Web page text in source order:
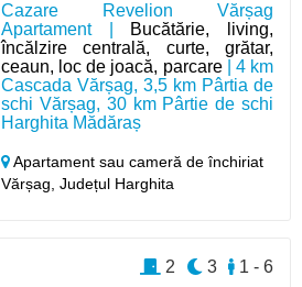
Cazare Revelion Vărșag
Apartament | Bucătărie, living,
încălzire centrală, curte, grătar,
ceaun, loc de joacă, parcare| 4 km
Cascada Vărșag, 3,5 km Pârtia de
schi Vărșag, 30 km Pârtie de schi
Harghita Mădăraș
Apartament sau cameră de închiriat
Vărșag,Județul Harghita
1 - 6
3
2